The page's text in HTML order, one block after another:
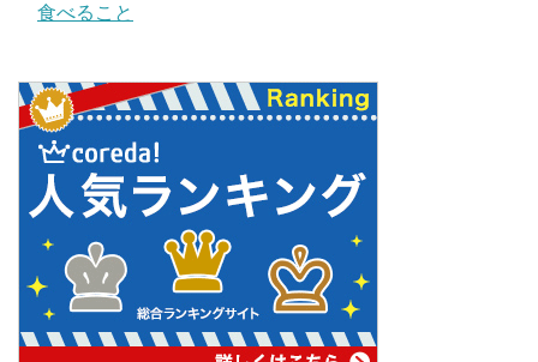
食べること